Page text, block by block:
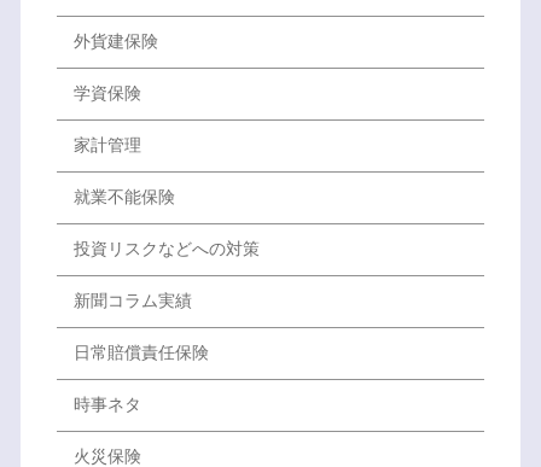
外貨建保険
学資保険
家計管理
就業不能保険
投資リスクなどへの対策
新聞コラム実績
日常賠償責任保険
時事ネタ
火災保険